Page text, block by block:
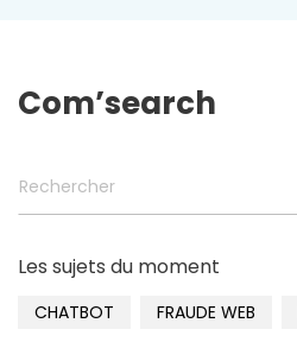
Com’search
Les sujets du moment
CHATBOT FRAUDE WEB